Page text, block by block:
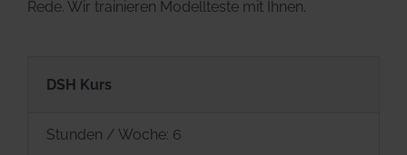
Rede. Wir trainieren Modellteste mit Ihnen.
DSH Kurs
Stunden / Woche: 6